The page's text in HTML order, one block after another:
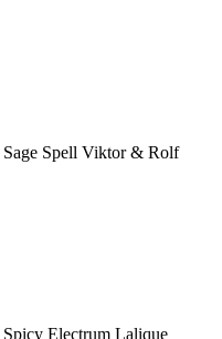
Sage Spell Viktor & Rolf
Spicy Electrum Lalique